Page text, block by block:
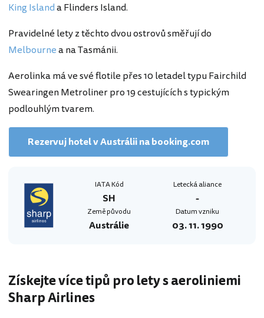
King Islanda Flinders Island.
Pravidelné lety z těchto dvou ostrovů směřují do
Melbournea na Tasmánii.
Aerolinka má ve své flotile přes 10 letadel typu Fairchild
Swearingen Metroliner pro 19 cestujících s typickým
podlouhlým tvarem.
Rezervuj hotel v Austrálii na booking.com
IATA Kód
SH
Letecká aliance
-
Země původu
Austrálie
Datum vzniku
03. 11. 1990
Získejte více tipů pro lety s aeroliniemi
Sharp Airlines